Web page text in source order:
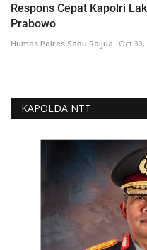
Respons Cepat Kapolri
Prabowo
Humas Polres Sabu Raijua Oct 30,
KAPOLDA NTT